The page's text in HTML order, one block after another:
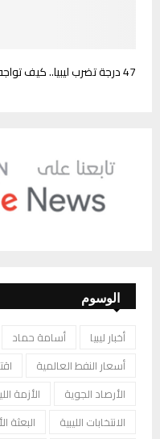
47 درجة تضرب ليبيا.. كيف تواجه موجة الحر؟
الوسوم
أخبار ليبيا أسامة حماد
أسعار النفط العالمية
الأرصاد الجوية
الأزمة
الانتخابات الليبية
البعثة